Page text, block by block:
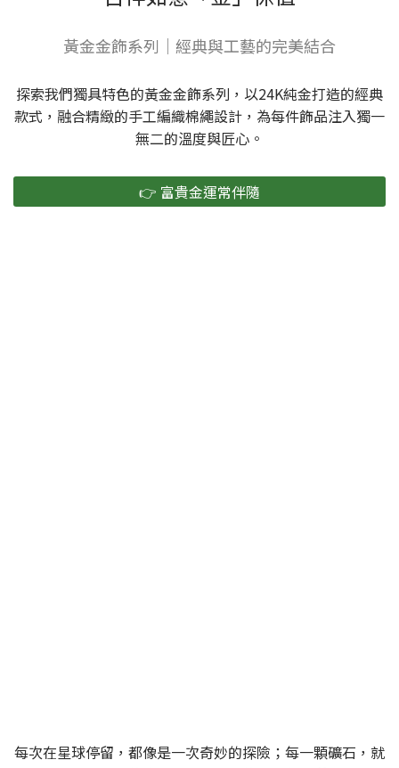
黃金金飾系列｜經典與工藝的完美結合
探索我們獨具特色的黃金金飾系列，以24K純金打造的經典
款式，融合精緻的手工編織棉繩設計，為每件飾品注入獨一
無二的溫度與匠心。
👉 富貴金運常伴隨
每次在星球停留，都像是一次奇妙的探險；每一顆礦石，就